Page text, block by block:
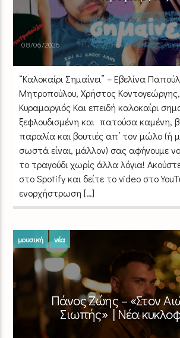
08/06/2026
“Καλοκαίρι Σημαίνει” – Εβελίνα
Μητροπούλου, Χρήστος
Κυραμαργιός Και επειδή καλοκαίρι
ξεφλουδισμένη και πατούσα καμένη,
παραλία και βουτιές απ’ τον μώλο (ή
σωστά είναι, μάλλον) σας αφήνουμε
το τραγούδι χωρίς άλλα λόγια!
στο Spotify και δείτε το video στο
ενορχήστρωση […]
μουσική νέα
Πάνος Ζώης – «Στον
Σιωπής» | Νέα